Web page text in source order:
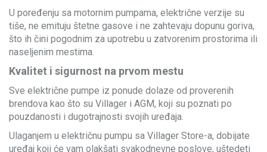
U poređenju sa motornim pumpama, električne verzije su
tiše, ne emituju štetne gasove i ne zahtevaju dopunu goriva,
što ih čini pogodnim za upotrebu u zatvorenim prostorima ili
naseljenim mestima.
Kvalitet i sigurnost na prvom mestu
Sve električne pumpe iz ponude dolaze od proverenih
brendova kao što su Villager i AGM, koji su poznati po
pouzdanosti i dugotrajnosti svojih uređaja.
Ulaganjem u električnu pumpu sa Villager Store-a, dobijate
uređaj koji će vam olakšati svakodnevne poslove, uštedeti